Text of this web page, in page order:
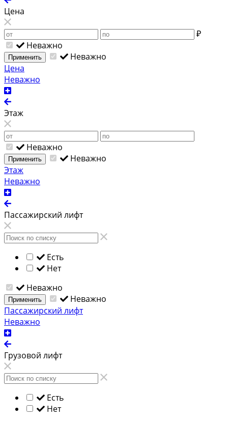
Цена
₽
Неважно
Применить
Неважно
Цена
Неважно
Этаж
Неважно
Применить
Неважно
Этаж
Неважно
Пассажирский лифт
Есть
Нет
Неважно
Применить
Неважно
Пассажирский лифт
Неважно
Грузовой лифт
Есть
Нет